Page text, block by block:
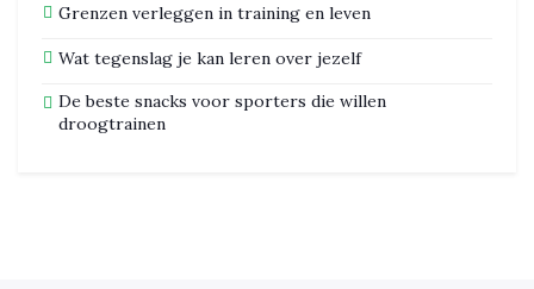
Grenzen verleggen in training en leven
Wat tegenslag je kan leren over jezelf
De beste snacks voor sporters die willen
droogtrainen